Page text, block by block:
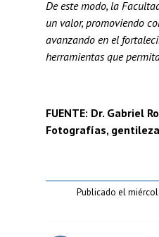
De este modo, la
un valor, promoviendo
avanzando en el
herramientas que
FUENTE: Dr. Gabriel
Fotografías,
Publicado el